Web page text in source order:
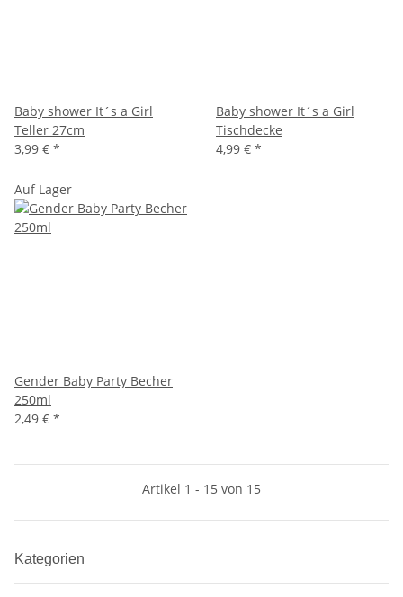
Baby shower It´s a Girl
Teller 27cm
3,99 € *
Baby shower It´s a Girl
Tischdecke
4,99 € *
Auf Lager
Gender Baby Party Becher
250ml
2,49 € *
Artikel 1 - 15 von 15
Kategorien